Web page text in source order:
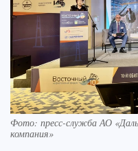
Фото: пресс-служба АО
компания»